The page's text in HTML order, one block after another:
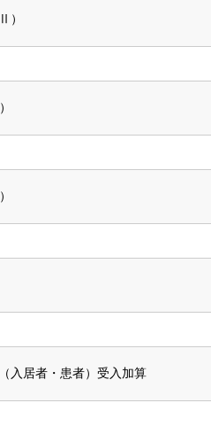
）
入居者・患者）受入加算